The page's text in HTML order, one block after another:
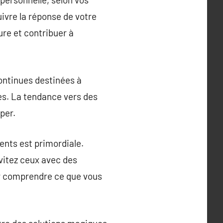
la réponse de votre
et contribuer à
destinées à
La tendance vers des
est primordiale.
ceux avec des
ce que vous